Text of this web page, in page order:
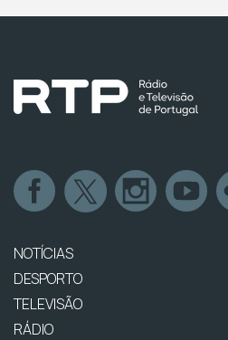
NOTÍCIAS
DESPORTO
TELEVISÃO
RÁDIO